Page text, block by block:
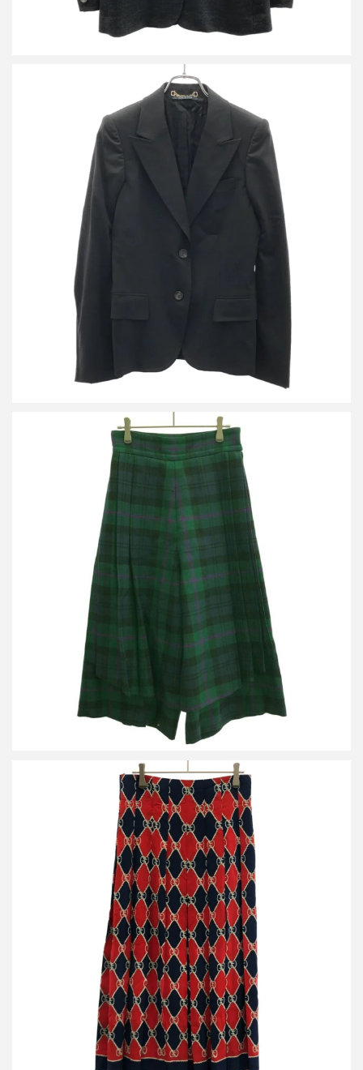
グッチ ピークドラペル2Bジャケット&スラックスパンツ セットア
ップスーツ 152686 ZN503/152704 ZN503
買取金額7,200円
詳しく見る
グッチ チェックスカート 582246 ZACNN
買取金額7,000円
詳しく見る
グッチ GGシルクプリーツスカート 409370 ZJQ81
詳しく見る